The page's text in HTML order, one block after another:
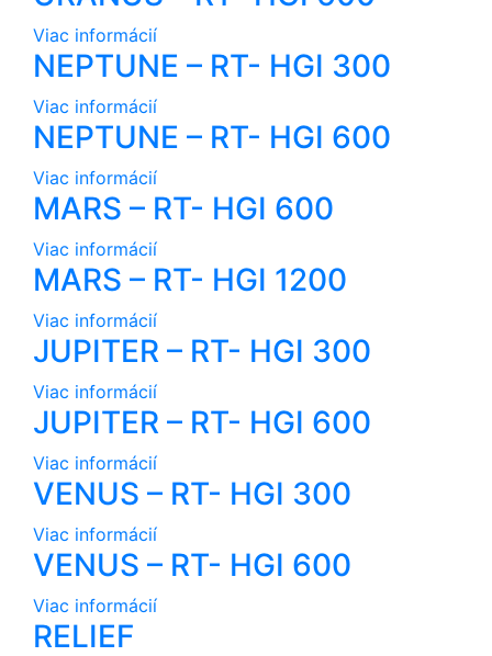
Viac informácií
NEPTUNE – RT- HGI 300
Viac informácií
NEPTUNE – RT- HGI 600
Viac informácií
MARS – RT- HGI 600
Viac informácií
MARS – RT- HGI 1200
Viac informácií
JUPITER – RT- HGI 300
Viac informácií
JUPITER – RT- HGI 600
Viac informácií
VENUS – RT- HGI 300
Viac informácií
VENUS – RT- HGI 600
Viac informácií
RELIEF